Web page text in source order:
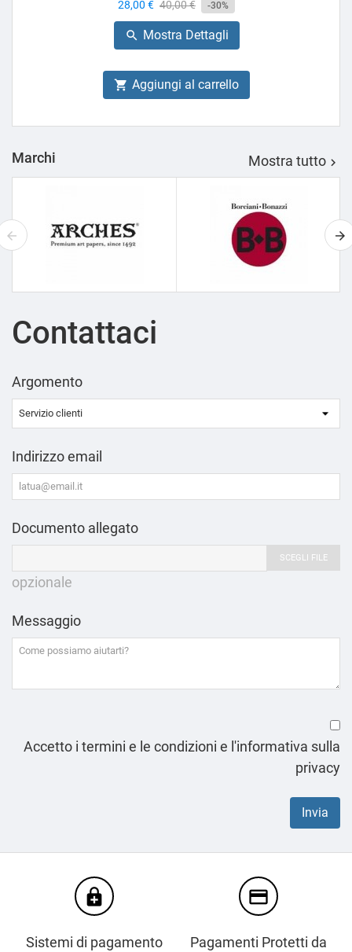
Prezzo
28,00 € Prezzo
base
40,00 € -30%
 Mostra Dettagli
 Aggiungi al carrello
Marchi Mostra tutto 
Contattaci
Argomento
Indirizzo email
Documento allegato
SCEGLI FILE
opzionale
Messaggio
Accetto i termini e le condizioni e l'informativa sulla
privacy
enhanced_encryption
Sistemi di pagamento
credit_card
Pagamenti Protetti da